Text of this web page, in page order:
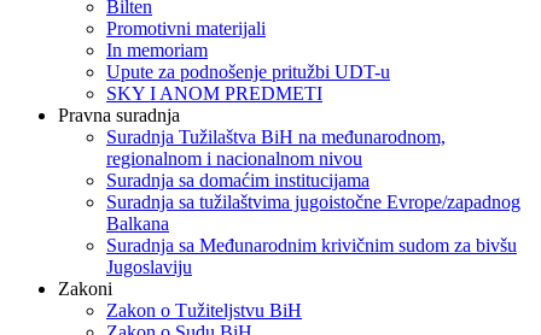
Bilten
Promotivni materijali
In memoriam
Upute za podnošenje pritužbi UDT-u
SKY I ANOM PREDMETI
Pravna suradnja
Suradnja Tužilaštva BiH na međunarodnom,
regionalnom i nacionalnom nivou
Suradnja sa domaćim institucijama
Suradnja sa tužilaštvima jugoistočne Evrope/zapadnog
Balkana
Suradnja sa Međunarodnim krivičnim sudom za bivšu
Jugoslaviju
Zakoni
Zakon o Тužiteljstvu BiH